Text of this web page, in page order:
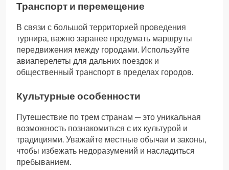
Транспорт и перемещение
В связи с большой территорией проведения
турнира, важно заранее продумать маршруты
передвижения между городами. Используйте
авиаперелеты для дальних поездок и
общественный транспорт в пределах городов.
Культурные особенности
Путешествие по трем странам — это уникальная
возможность познакомиться с их культурой и
традициями. Уважайте местные обычаи и законы,
чтобы избежать недоразумений и насладиться
пребыванием.